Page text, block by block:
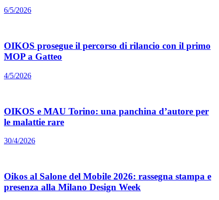
6/5/2026
OIKOS prosegue il percorso di rilancio con il primo
MOP a Gatteo
4/5/2026
OIKOS e MAU Torino: una panchina d’autore per
le malattie rare
30/4/2026
Oikos al Salone del Mobile 2026: rassegna stampa e
presenza alla Milano Design Week